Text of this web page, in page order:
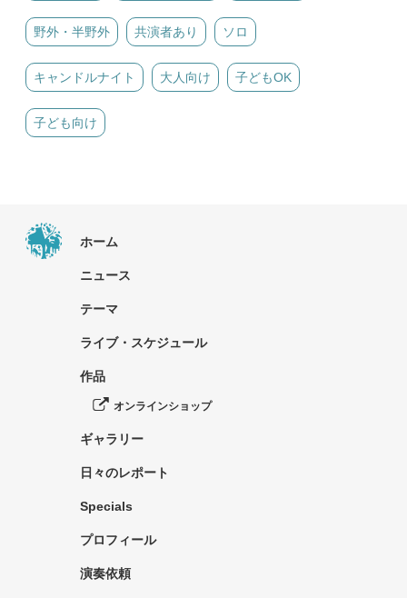
野外・半野外 共演者あり ソロ
キャンドルナイト 大人向け 子どもOK
子ども向け
ホーム
ニュース
テーマ
ライブ・スケジュール
作品
オンラインショップ
ギャラリー
日々のレポート
Specials
プロフィール
演奏依頼